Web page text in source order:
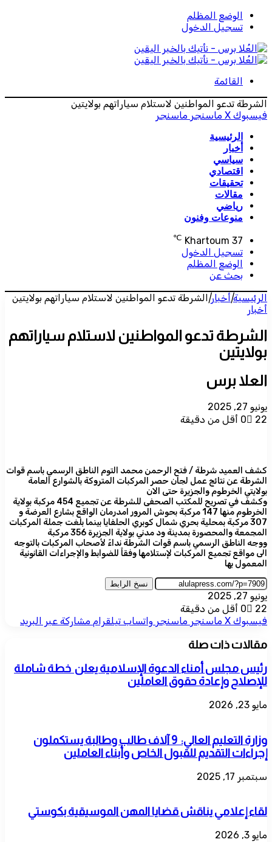
الوضع المظلم
تسجيل الدخول
القائمة
الشرطة تدعو المواطنين لاستلام سياراتهم بولايتين
فيسبوك ‫X ماسنجر ماسنجر
الرئيسية
أخبار
سياسي
اقتصادي
تحقيقات
مقالات
رياضي
منوعات وفنون
Khartoum 37
℃
تسجيل الدخول
الوضع المظلم
بحث عن
الرئيسية|أخبار| الشرطة تدعو المواطنين لاستلام سياراتهم بولايتين
أخبار
الشرطة تدعو المواطنين لاستلام سياراتهم
بولايتين
العلا برس
يونيو 27, 2025
0
22 أقل من دقيقة
كشف العميد شرطة / فتح الرحمن محمد التوم الناطق الرسمي باسم قوات
الشرطة عن نتائج عمل لجان حصر المركبات المتروكة بالشوارع العامة
بولايتي الخرطوم والجزيرة حتى الان
وكشف في تصريح للمكتب الصحفى للشرطة عن تجميع 454 مركبة بولاية
الخرطوم منها 147 مركبة بحوش المرور امدرمان الواقع بشارع العرضة و
307 مركبة بمحلية بحري شمال كوبري الحلفايا بينما بلغت جملة المركبات
المجمعة والمحصورة بمدينة ود مدني بولاية الجزيرة 356 مركبة
ووجه الناطق الرسمي باسم قوات الشرطة نداءً لأصحاب المركبات بالتوجه
الى مواقع تجميع المركبات لإستلامها وفقاً للضوابط والإجراءات القانونية
المعمول بها
نسخ الرابط
يونيو 27, 2025
0
22
أقل من دقيقة
فيسبوك ‫X ماسنجر ماسنجر واتساب تيلقرام مشاركة عبر البريد
مقالات ذات صلة
رئيس مجلس أمناء الدعوة الإسلامية يعلن خطة شاملة
للإصلاح وإعادة حقوق العاملين
مايو 23, 2026
وزارة التعليم العالي: 9 آلاف طالب وطالبة يستكملون
إجراءات التقديم للقبول الخاص وأبناء العاملين
سبتمبر 17, 2025
لقاء إعلامي يناقش قضايا المهن الموسيقية بكوستي
مايو 3, 2026